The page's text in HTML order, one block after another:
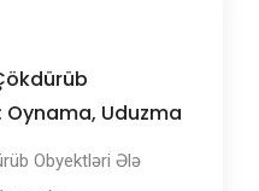
Uduzma
Obyektləri Ələ